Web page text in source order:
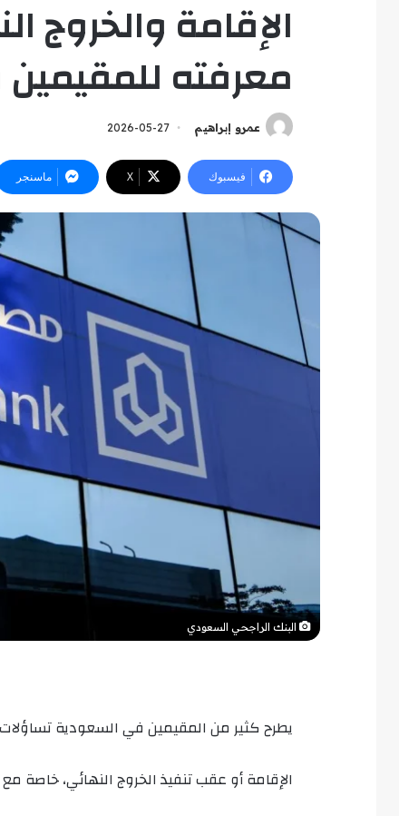
الإقامة والخروج
معرفته للمقيمين
عمرو إبراهيم 2026-05-27
فيسبوك ‫X ماسنجر
البنك الراجحي السعودي
يطرح كثير من المقيمين في السعودية
الإقامة أو عقب تنفيذ الخروج النهائي، خاصة